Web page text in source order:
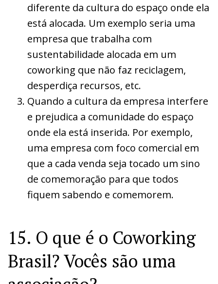
diferente da cultura do espaço onde ela
está alocada. Um exemplo seria uma
empresa que trabalha com
sustentabilidade alocada em um
coworking que não faz reciclagem,
desperdiça recursos, etc.
Quando a cultura da empresa interfere
e prejudica a comunidade do espaço
onde ela está inserida. Por exemplo,
uma empresa com foco comercial em
que a cada venda seja tocado um sino
de comemoração para que todos
fiquem sabendo e comemorem.
15. O que é o Coworking
Brasil? Vocês são uma